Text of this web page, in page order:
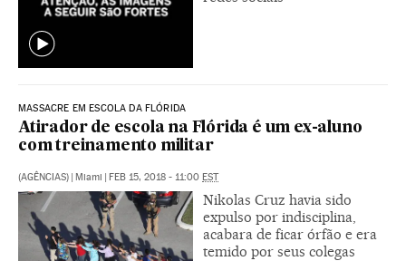
MASSACRE EM ESCOLA DA FLÓRIDA
Atirador de escola na Flórida é um ex-aluno
com treinamento militar
(AGÊNCIAS) | Miami | FEB 15, 2018 - 11:00 EST
Nikolas Cruz havia sido
expulso por indisciplina,
acabara de ficar órfão e era
temido por seus colegas